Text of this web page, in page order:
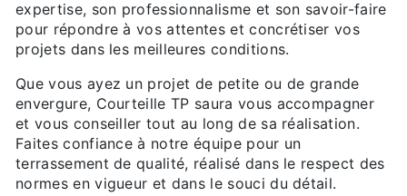
expertise, son professionnalisme et son savoir-faire
pour répondre à vos attentes et concrétiser vos
projets dans les meilleures conditions.
Que vous ayez un projet de petite ou de grande
envergure, Courteille TP saura vous accompagner
et vous conseiller tout au long de sa réalisation.
Faites confiance à notre équipe pour un
terrassement de qualité, réalisé dans le respect des
normes en vigueur et dans le souci du détail.